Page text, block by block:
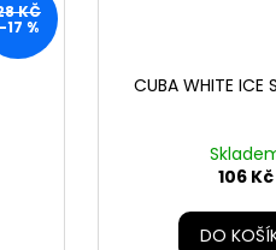
KČ
%
CUBA WHITE ICE
106 Kč
DO